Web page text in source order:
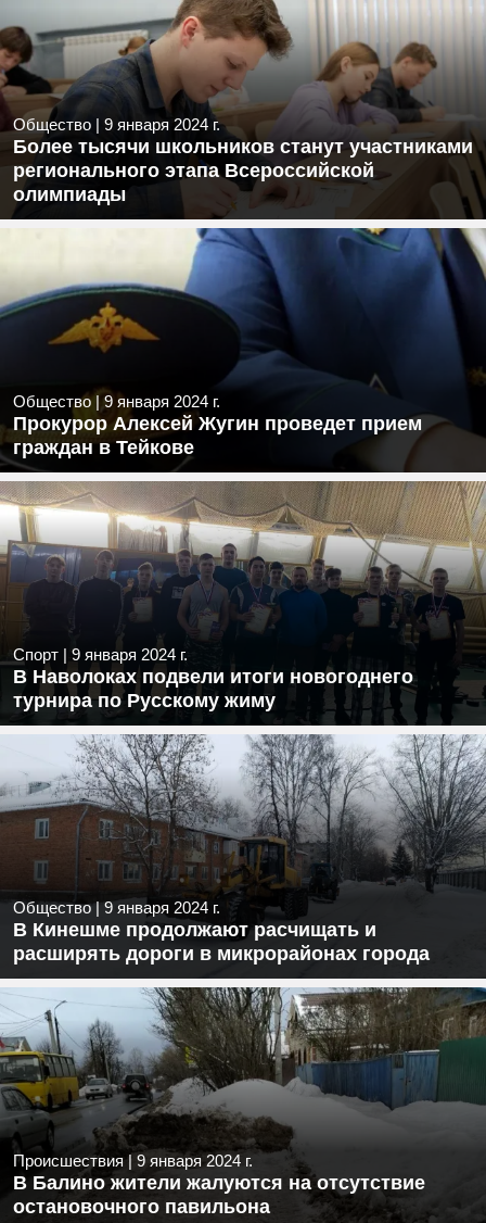
Общество | 9 января 2024 г.
Более тысячи школьников станут участниками
регионального этапа Всероссийской
олимпиады
Общество|9 января 2024 г.
Прокурор Алексей Жугин проведет прием
граждан в Тейкове
Спорт | 9 января 2024 г.
В Наволоках подвели итоги новогоднего
турнира по Русскому жиму
Общество|9 января 2024 г.
В Кинешме продолжают расчищать и
расширять дороги в микрорайонах города
Происшествия| 9 января 2024 г.
В Балино жители жалуются на отсутствие
остановочного павильона